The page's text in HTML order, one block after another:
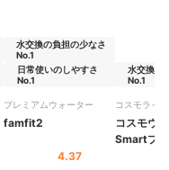
水交換の負担の少なさ
No.1
日常使いのしやすさ
No.1
プレミアムウォーター
famfit2
4.37
水交換の
No.1
コスモライフ
コスモウ
Smartプ